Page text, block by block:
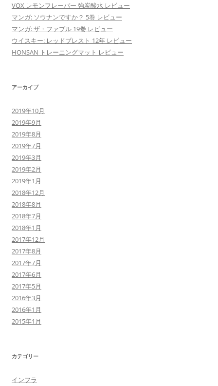
VOX レモンフレーバー 強炭酸水 レビュー
マンガ: ソウナンですか？ 5巻 レビュー
マンガ: ザ・ファブル 19巻 レビュー
ウイスキー: レッドブレスト 12年 レビュー
HONSAN トレーニングマット レビュー
アーカイブ
2019年10月
2019年9月
2019年8月
2019年7月
2019年3月
2019年2月
2019年1月
2018年12月
2018年8月
2018年7月
2018年1月
2017年12月
2017年8月
2017年7月
2017年6月
2017年5月
2016年3月
2016年1月
2015年1月
カテゴリー
インフラ